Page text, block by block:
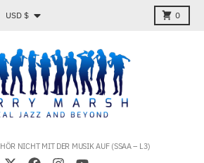
Land/Region
USD $ 0
Karren
HÖR NICHT MIT DER MUSIK AUF (SSAA – L3)